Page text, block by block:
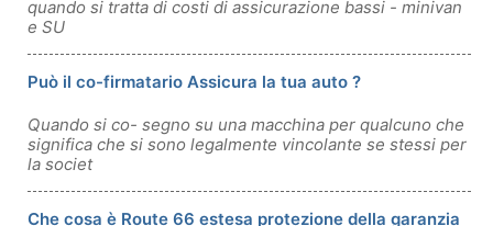
quando si tratta di costi di assicurazione bassi - minivan
e SU
Può il co-firmatario Assicura la tua auto ?
Quando si co- segno su una macchina per qualcuno che
significa che si sono legalmente vincolante se stessi per
la societ
Che cosa è Route 66 estesa protezione della garanzia